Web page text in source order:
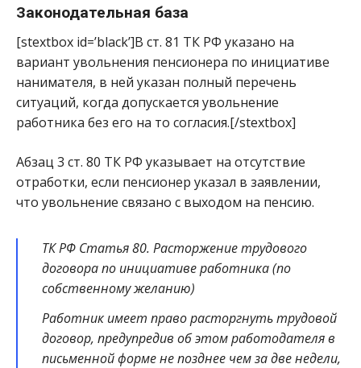
Законодательная база
[stextbox id=’black’]В ст. 81 ТК РФ указано на
вариант увольнения пенсионера по инициативе
нанимателя, в ней указан полный перечень
ситуаций, когда допускается увольнение
работника без его на то согласия.[/stextbox]
Абзац 3 ст. 80 ТК РФ указывает на отсутствие
отработки, если пенсионер указал в заявлении,
что увольнение связано с выходом на пенсию.
ТК РФ Статья 80. Расторжение трудового
договора по инициативе работника (по
собственному желанию)
Работник имеет право расторгнуть трудовой
договор, предупредив об этом работодателя в
письменной форме не позднее чем за две недели,